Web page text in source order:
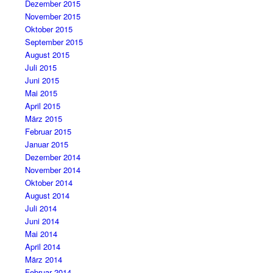
Dezember 2015
November 2015
Oktober 2015
September 2015
August 2015
Juli 2015
Juni 2015
Mai 2015
April 2015
März 2015
Februar 2015
Januar 2015
Dezember 2014
November 2014
Oktober 2014
August 2014
Juli 2014
Juni 2014
Mai 2014
April 2014
März 2014